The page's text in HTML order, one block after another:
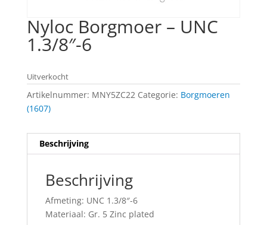
Nyloc Borgmoer – UNC
1.3/8″-6
Uitverkocht
Artikelnummer: MNY5ZC22 Categorie: Borgmoeren
(1607)
Beschrijving
Beschrijving
Afmeting: UNC 1.3/8″-6
Materiaal: Gr. 5 Zinc plated